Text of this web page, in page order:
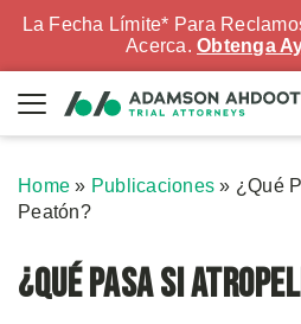
La Fecha Límite* Para
Acerca. Obtenga
Home » Publicaciones » ¿Qué
Peatón?
¿Qué Pasa si